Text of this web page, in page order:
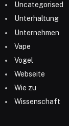
Uncategorised
Unterhaltung
Unternehmen
Vape
Vogel
Webseite
Wie zu
Wissenschaft